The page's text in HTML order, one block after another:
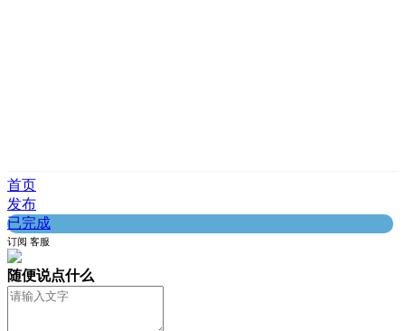
首页
发布
已完成
订阅 客服
随便说点什么